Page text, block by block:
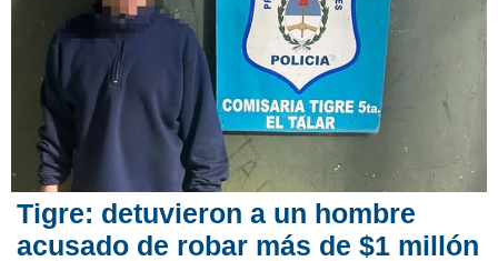
Tigre: detuvieron a un hombre
acusado de robar más de $1 millón